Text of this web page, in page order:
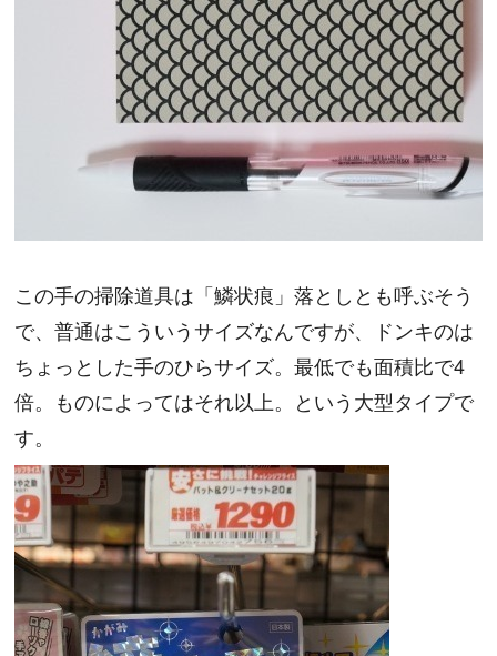
この手の掃除道具は「鱗状痕」落としとも呼ぶそう
で、普通はこういうサイズなんですが、ドンキのは
ちょっとした手のひらサイズ。最低でも面積比で4
倍。ものによってはそれ以上。という大型タイプで
す。